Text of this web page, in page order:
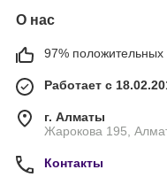
О нас
97% положительных
Работает с
г. Алматы
Жарокова 195,
Контакты